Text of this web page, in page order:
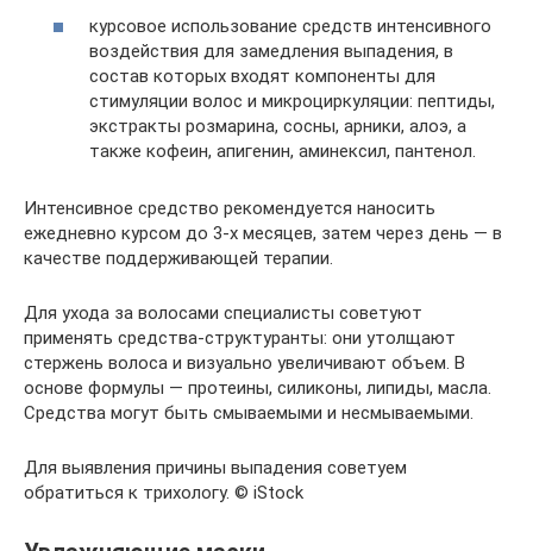
курсовое использование средств интенсивного
воздействия для замедления выпадения, в
состав которых входят компоненты для
стимуляции волос и микроциркуляции: пептиды,
экстракты розмарина, сосны, арники, алоэ, а
также кофеин, апигенин, аминексил, пантенол.
Интенсивное средство рекомендуется наносить
ежедневно курсом до 3-х месяцев, затем через день — в
качестве поддерживающей терапии.
Для ухода за волосами специалисты советуют
применять средства-структуранты: они утолщают
стержень волоса и визуально увеличивают объем. В
основе формулы — протеины, силиконы, липиды, масла.
Средства могут быть смываемыми и несмываемыми.
Для выявления причины выпадения советуем
обратиться к трихологу. © iStock